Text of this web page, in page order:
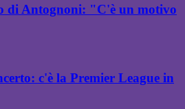
di Antognoni: "C'è un motivo
c'è la Premier League in